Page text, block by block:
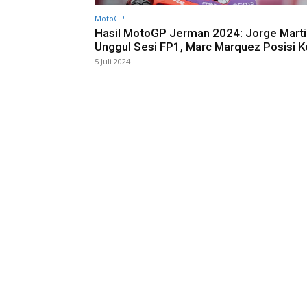
MotoGP
Hasil MotoGP Jerman 2024: Jorge
Unggul Sesi FP1, Marc Marquez Posisi
5 Juli 2024